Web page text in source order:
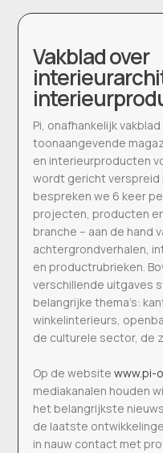
Vakblad over
Pi, onafhankelijk
toonaangevende
en interieurproducten
wordt gericht verspreid
bespreken we 6 keer
projecten, producten
branche – aan de hand
achtergrondverhalen,
en productrubrieken.
verschillende uitgaves
belangrijke thema’s:
winkelinterieurs,
de culturele sector, de
Op de websitewww.pi-
mediakanalen houden
het belangrijkste
de laatste
in nauw contact met